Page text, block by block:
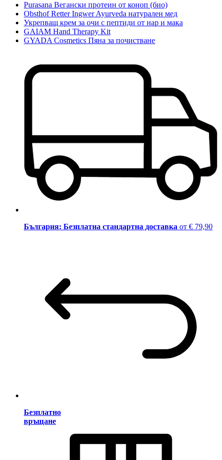
Purasana Вегански протеин от коноп (био)
Obsthof Retter Ingwer Ayurveda натурален мед
Укрепващ крем за очи с пептиди от нар и мака
GAIAM Hand Therapy Kit
GYADA Cosmetics Пяна за почистване
България: Безплатна стандартна доставка от € 79,90
Безплатно
връщане